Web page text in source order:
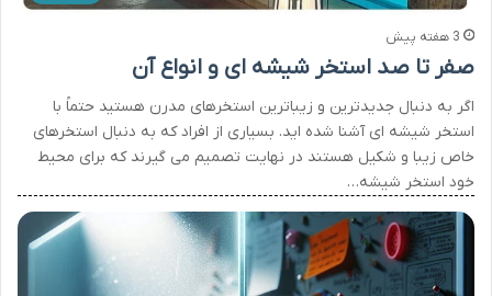
3 هفته پیش
صفر تا صد استخر شیشه ای و انواع آن
اگر به دنبال جدیدترین و زیباترین استخرهای مدرن هستید حتماً با
استخر شیشه ای آشنا شده اید. بسیاری از افراد که به دنبال استخرهای
خاص زیبا و شکیل هستند در نهایت تصمیم می گیرند که برای محیط
خود استخر شیشه…